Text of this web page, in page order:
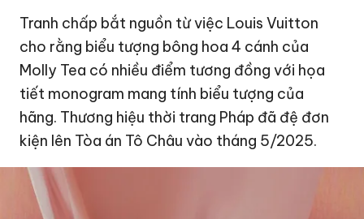
Tranh chấp bắt nguồn từ việc Louis Vuitton
cho rằng biểu tượng bông hoa 4 cánh của
Molly Tea có nhiều điểm tương đồng với họa
tiết monogram mang tính biểu tượng của
hãng. Thương hiệu thời trang Pháp đã đệ đơn
kiện lên Tòa án Tô Châu vào tháng 5/2025.